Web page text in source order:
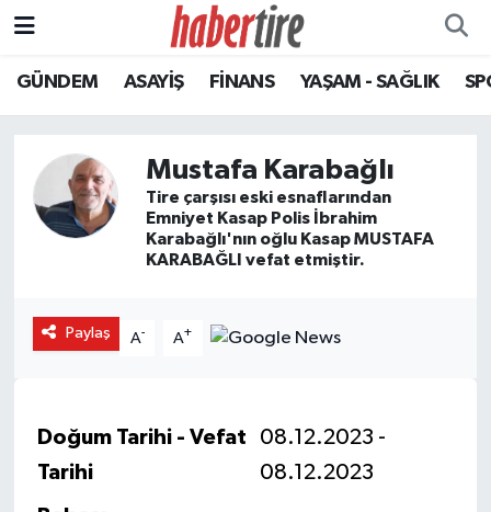
GÜNDEM ASAYİŞ FİNANS YAŞAM - SAĞLIK
Mustafa Karabağlı
Tire çarşısı eski esnaflarından
Emniyet Kasap Polis İbrahim
Karabağlı'nın oğlu Kasap MUSTAFA
KARABAĞLI vefat etmiştir.
Paylaş A- A+
Doğum Tarihi - Vefat
Tarihi
08.12.2023 -
08.12.2023
Tire Nöbetçi Eczaneler
Tire Trafik Yoğunluk Haritası
Süper Lig Puan Durumu ve Fikstür